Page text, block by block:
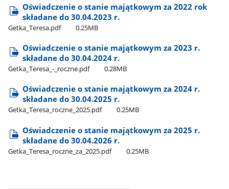
Oświadczenie o stanie majątkowym za 2022 rok
składane do 30.04.2023 r.
Getka​_Teresa.pdf 0.25MB
Oświadczenie o stanie majątkowym za 2023 r.
składane do 30.04.2024 r.
Getka​_Teresa​_-​_roczne.pdf 0.28MB
Oświadczenie o stanie majątkowym za 2024 r.
składane do 30.04.2025 r.
Getka​_Teresa​_roczne​_2025.pdf 0.25MB
Oświadczenie o stanie majątkowym za 2025 r.
składane do 30.04.2026 r.
Getka​_Teresa​_roczne​_za​_2025.pdf 0.25MB